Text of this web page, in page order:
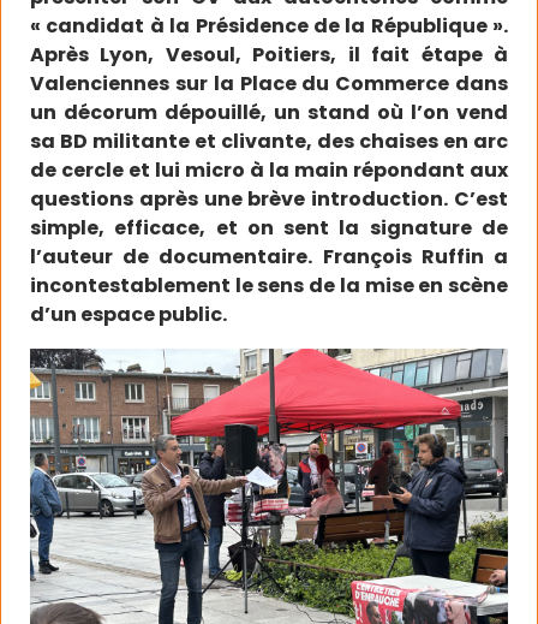
« candidat à la Présidence de la République ».
Après Lyon, Vesoul, Poitiers, il fait étape à
Valenciennes sur la Place du Commerce dans
un décorum dépouillé, un stand où l’on vend
sa BD militante et clivante, des chaises en arc
de cercle et lui micro à la main répondant aux
questions après une brève introduction. C’est
simple, efficace, et on sent la signature de
l’auteur de documentaire. François Ruffin a
incontestablement le sens de la mise en scène
d’un espace public.